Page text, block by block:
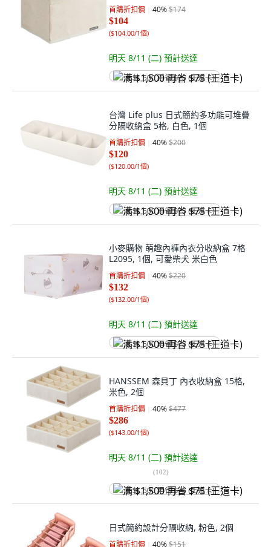
首購折扣價 40%$174
$104
($104.00/1個)
明天 8/11 (二) 預計送達
满 $1,500 再省 $75 (王道卡)
台灣 Life plus 日式簡約多功能可堆疊
分隔收納盒 5格, 白色, 1個
首購折扣價 40%$200
$120
($120.00/1個)
明天 8/11 (二) 預計送達
满 $1,500 再省 $75 (王道卡)
小麥購物 萌趣內褲內衣分收納盒 7格
L2095, 1個, 可愛柴犬 米白色
首購折扣價 40%$220
$132
($132.00/1個)
明天 8/11 (二) 預計送達
满 $1,500 再省 $75 (王道卡)
HANSSEM 森貝丁 內衣收納盒 15格,
米色, 2個
首購折扣價 40%$477
$286
($143.00/1個)
明天 8/11 (二) 預計送達
(102)
满 $1,500 再省 $75 (王道卡)
日式簡約設計分隔收納, 粉色, 2個
首購折扣價 40%$151